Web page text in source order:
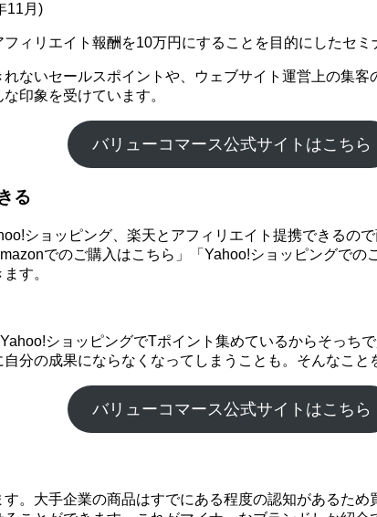
11月)
ィリエイト報酬を10万円にすることを目的にしたセミ
ないセールスポイントや、ウェブサイト運営上の集
印象を受けています。
バリューコマース公式サイトはこちら
る
ショッピング、楽天とアフィリエイト提携できるの
でのご購入はこちら」「Yahoo!ショッピングで
す。
ショッピングでTポイント集めているからそっち
分の成果にならなくなってしまうことも。そんなこと
バリューコマース公式サイトはこちら
。大手企業の商品はすでにある程度の認知があるた